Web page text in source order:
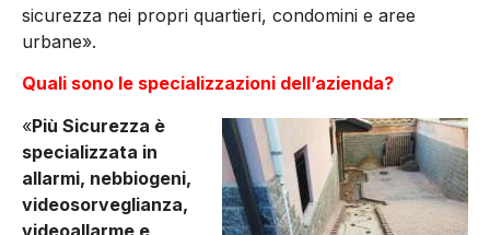
sicurezza nei propri quartieri, condomini e aree
urbane».
Quali sono le specializzazioni dell’azienda?
«Più Sicurezza è
specializzata in
allarmi, nebbiogeni,
videosorveglianza,
videoallarme e